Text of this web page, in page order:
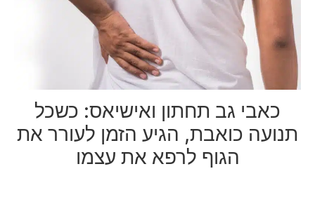
כאבי גב תחתון ואישיאס: כשכל
תנועה כואבת, הגיע הזמן לעורר את
הגוף לרפא את עצמו